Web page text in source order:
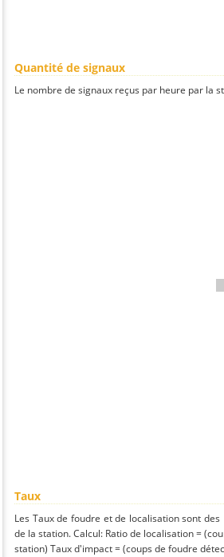
Quantité de signaux
Le nombre de signaux reçus par heure par la
Taux
Les Taux de foudre et de localisation sont
de la station. Calcul: Ratio de localisation =
station) Taux d'impact = (coups de foudre